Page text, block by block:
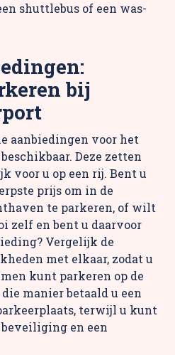
shuttlebus of een was-
bij
aanbiedingen voor het
Deze zetten
voor u op een rij. Bent u
prijs om in de
te parkeren, of wilt
zelf en bent u daarvoor
Vergelijk de
met elkaar, zodat u
kunt parkeren op de
manier betaald u een
terwijl u kunt
beveiliging en een